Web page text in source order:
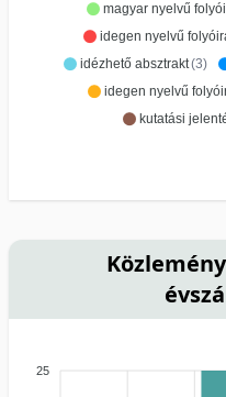
magyar nyelvű
idegen nyelvű
idézhető absztrakt(3)
idegen nyelvű
kutatási
25